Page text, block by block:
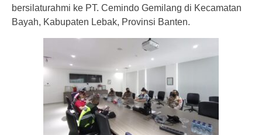
bersilaturahmi ke PT. Cemindo Gemilang di Kecamatan
Bayah, Kabupaten Lebak, Provinsi Banten.